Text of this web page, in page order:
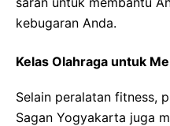
kebugaran Anda.
Kelas Olahraga untuk
Selain peralatan fitness,
Sagan Yogyakarta juga